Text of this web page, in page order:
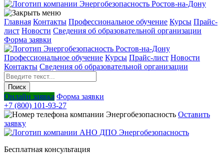
Главная Контакты Профессиональное обучение Курсы Прайс-
лист Новости Cведения об образовательной организации
Форма заявки
Профессиональное обучение Курсы Прайс-лист Новости
Контакты Cведения об образовательной организации
Онлайн заявка Форма заявки
+7 (800) 101-93-27
Оставить
заявку
Бесплатная консультация